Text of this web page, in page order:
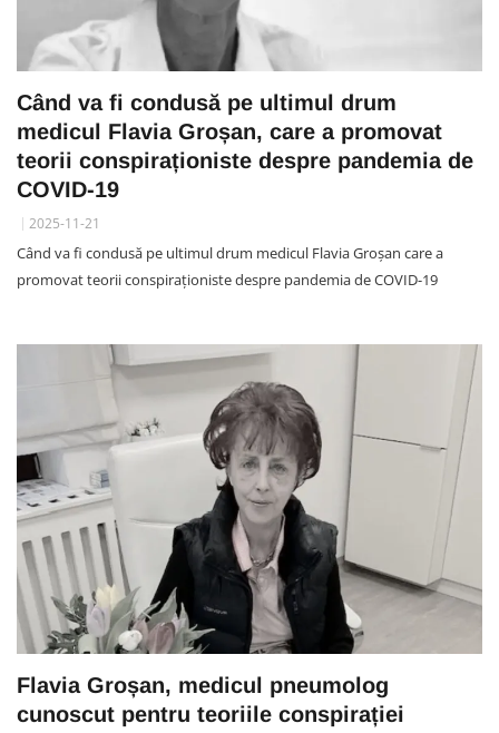
Când va fi condusă pe ultimul drum
medicul Flavia Groșan, care a promovat
teorii conspiraționiste despre pandemia de
COVID-19
2025-11-21
Când va fi condusă pe ultimul drum medicul Flavia Groșan care a
promovat teorii conspiraționiste despre pandemia de COVID-19
Flavia Groșan, medicul pneumolog
cunoscut pentru teoriile conspirației